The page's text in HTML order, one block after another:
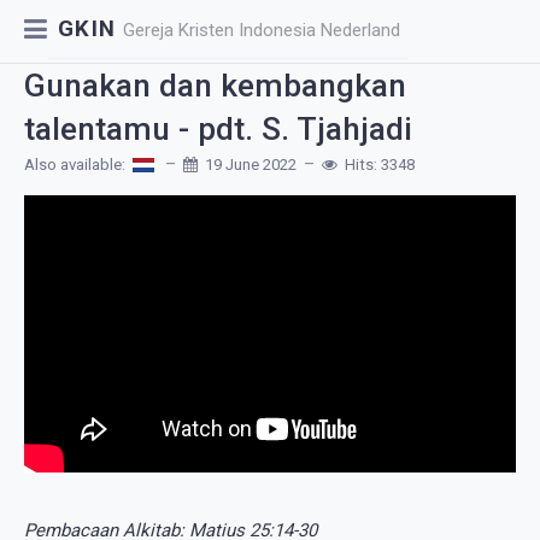
GKIN Gereja Kristen Indonesia Nederland
Gunakan dan kembangkan
talentamu - pdt. S. Tjahjadi
Also available: 19 June 2022 Hits: 3348
Pembacaan Alkitab: Matius 25:14-30